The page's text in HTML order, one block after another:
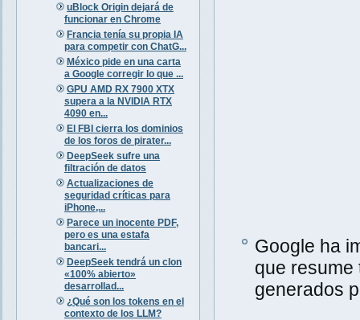
uBlock Origin dejará de
funcionar en Chrome
Francia tenía su propia IA
para competir con ChatG...
México pide en una carta
a Google corregir lo que ...
GPU AMD RX 7900 XTX
supera a la NVIDIA RTX
4090 en...
El FBI cierra los dominios
de los foros de pirater...
DeepSeek sufre una
filtración de datos
Actualizaciones de
seguridad críticas para
iPhone,...
Parece un inocente PDF,
pero es una estafa
bancari...
DeepSeek tendrá un clon
«100% abierto»
desarrollad...
¿Qué son los tokens en el
contexto de los LLM?
Google ha
que resume
generados